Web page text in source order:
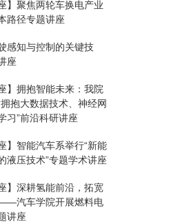
】聚焦两轮车换电产业
路径专题讲座
感知与控制的关键技
座
】拥抱智能未来：我院
抱大数据技术、神经网
习”前沿科研讲座
】智能汽车系举行“新能
液压技术”专题学术讲座
】深耕氢能前沿，拓宽
汽车学院开展燃料电
讲座